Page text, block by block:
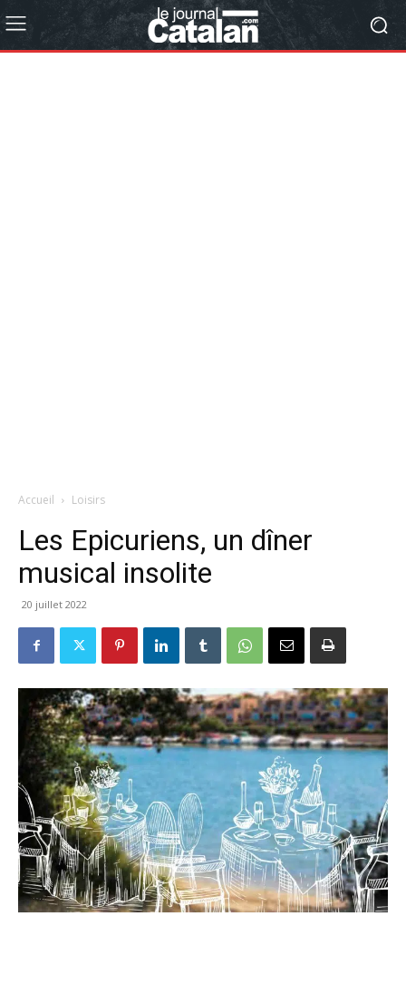
Accueil Loisirs
Les Epicuriens, un dîner
musical insolite
20 juillet 2022